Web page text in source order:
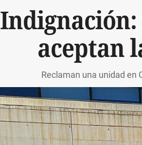
Indignación:
aceptan
Reclaman una unidad en